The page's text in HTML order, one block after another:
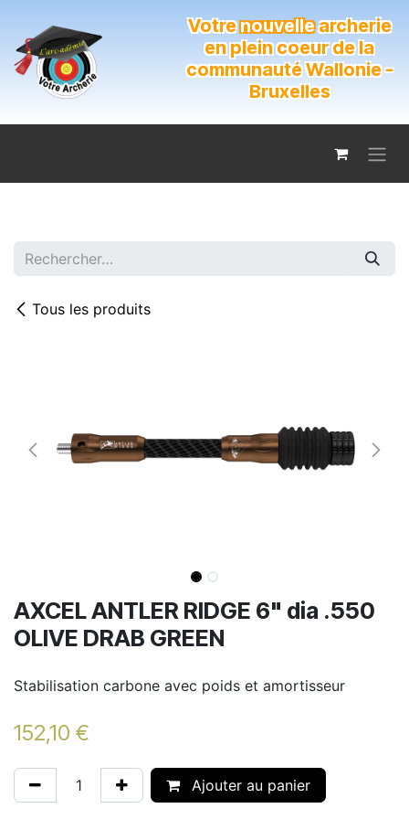
Votrenouvellearcherie
en plein coeur de la
communauté Wallonie -
Bruxelles
Tous les produits
AXCEL ANTLER RIDGE 6" dia .550
OLIVE DRAB GREEN
Stabilisation carbone avec poids et amortisseur
152,10 €
Ajouter au panier